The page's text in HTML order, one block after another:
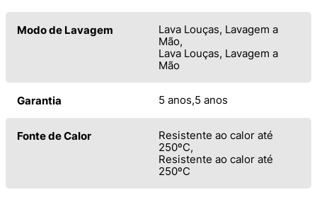
Modo de Lavagem
Lava Louças, Lavagem a
Mão
Lava Louças, Lavagem a
Mão
Garantia 5 anos 5 anos
Fonte de Calor
Resistente ao calor até
250ºC
Resistente ao calor até
250ºC